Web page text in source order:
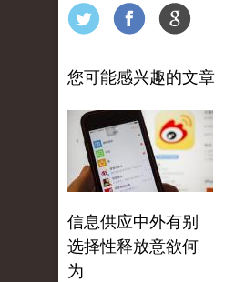
您可能感兴趣的文章
信息供应中外有别
选择性释放意欲何
为